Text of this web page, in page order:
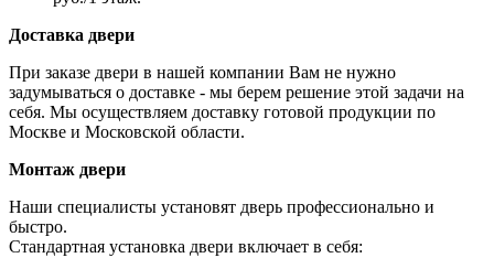
Доставка двери
При заказе двери в нашей компании Вам не нужно
задумываться о доставке - мы берем решение этой задачи на
себя. Мы осуществляем доставку готовой продукции по
Москве и Московской области.
Монтаж двери
Наши специалисты установят дверь профессионально и
быстро.
Стандартная установка двери включает в себя: